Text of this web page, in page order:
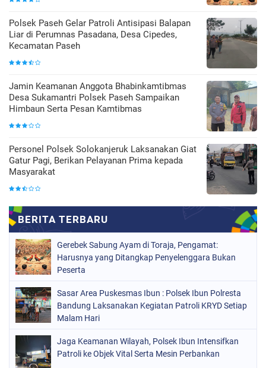
Polsek Paseh Gelar Patroli Antisipasi Balapan
Liar di Perumnas Pasadana, Desa Cipedes,
Kecamatan Paseh
Jamin Keamanan Anggota Bhabinkamtibmas
Desa Sukamantri Polsek Paseh Sampaikan
Himbaun Serta Pesan Kamtibmas
Personel Polsek Solokanjeruk Laksanakan Giat
Gatur Pagi, Berikan Pelayanan Prima kepada
Masyarakat
Gerebek Sabung Ayam di Toraja, Pengamat:
Harusnya yang Ditangkap Penyelenggara Bukan
Peserta
Sasar Area Puskesmas Ibun : Polsek Ibun Polresta
Bandung Laksanakan Kegiatan Patroli KRYD Setiap
Malam Hari
Jaga Keamanan Wilayah, Polsek Ibun Intensifkan
Patroli ke Objek Vital Serta Mesin Perbankan